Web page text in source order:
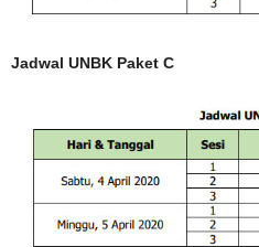
Jadwal UNBK Paket C